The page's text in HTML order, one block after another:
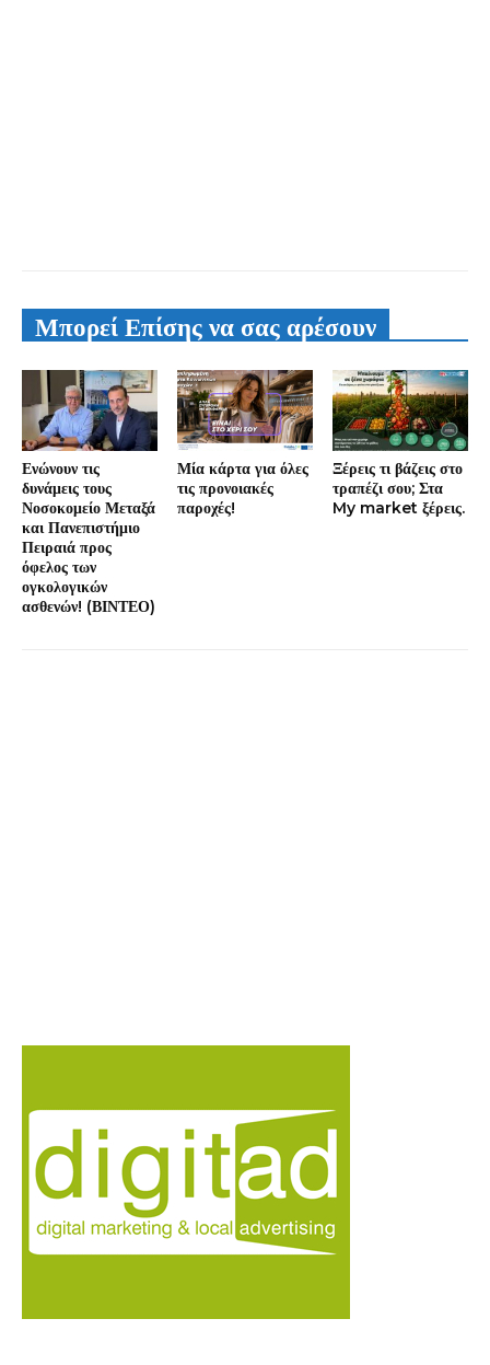
Μπορεί Επίσης να σας αρέσουν
Ενώνουν τις
δυνάμεις τους
Νοσοκομείο Μεταξά
και Πανεπιστήμιο
Πειραιά προς
όφελος των
ογκολογικών
ασθενών! (ΒΙΝΤΕΟ)
Μία κάρτα για όλες
τις προνοιακές
παροχές!
Ξέρεις τι βάζεις στο
τραπέζι σου; Στα
My market ξέρεις.